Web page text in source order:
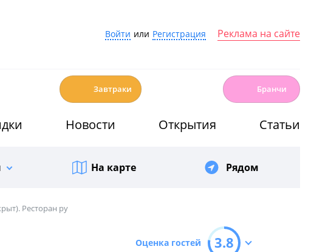
Войти или Регистрация Реклама на сайте
Завтраки Бранчи
Новости Открытия Статьи
На карте Рядом
Ресторан ру
Оценка гостей 3.8